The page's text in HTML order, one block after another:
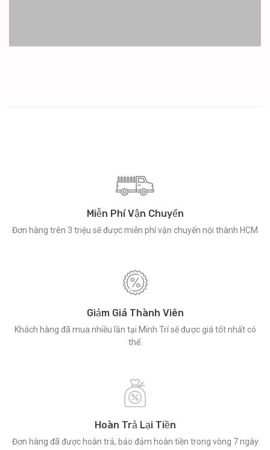
Miễn Phí Vận Chuyển
Đơn hàng trên 3 triệu sẽ được miễn phí vận chuyển nội thành HCM
Giảm Giá Thành Viên
Khách hàng đã mua nhiều lần tại Minh Trí sẽ được giá tốt nhất có
thể.
Hoàn Trả Lại Tiền
Đơn hàng đã được hoàn trả, bảo đảm hoàn tiền trong vòng 7 ngày